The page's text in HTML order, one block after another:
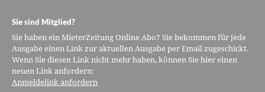
Sie sind Mitglied?
Sie haben ein MieterZeitung Online Abo? Sie bekommen für jede
Ausgabe einen Link zur aktuellen Ausgabe per Email zugeschickt.
Wenn Sie diesen Link nicht mehr haben, können Sie hier einen
neuen Link anfordern:
Anmeldelink anfordern